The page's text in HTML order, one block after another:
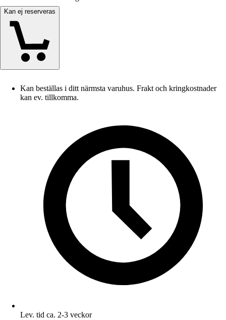
Kan ej reserveras
Kan beställas i ditt närmsta varuhus. Frakt och kringkostnader
kan ev. tillkomma.
Lev. tid ca. 2-3 veckor